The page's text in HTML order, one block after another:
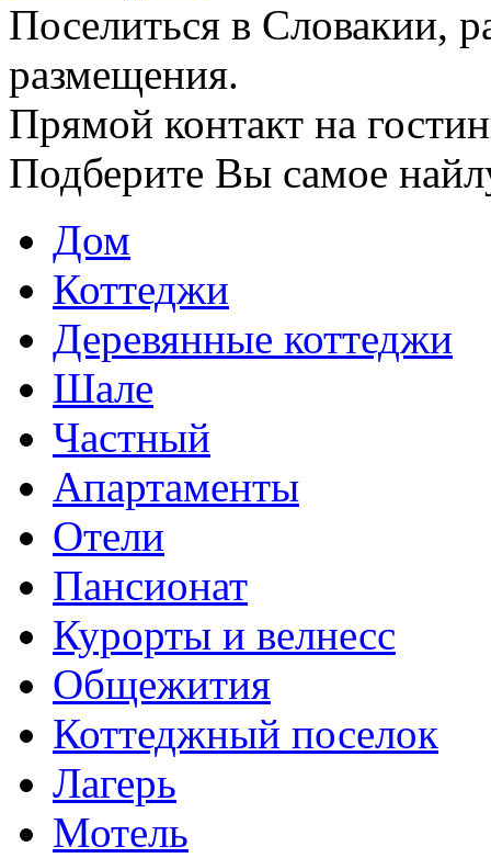
Поселиться в Словакии,
размещения.
Прямой контакт на
Подберите Вы самое
Дом
Коттеджи
Деревянные коттеджи
Шале
Частный
Апартаменты
Отели
Пансионат
Курорты и велнесс
Общежития
Коттеджный поселок
Лагерь
Мотель